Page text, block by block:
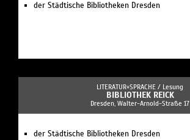
der Städtische Bibliotheken Dresden
LITERATUR+SPRACHE / Lesung
BIBLIOTHEK REICK
Dresden, Walter-Arnold-Straße 17
der Städtische Bibliotheken Dresden